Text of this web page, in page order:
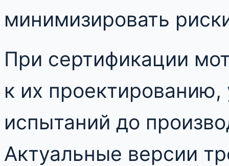
минимизировать
При сертификации
к их
испытаний до
Актуальные версии